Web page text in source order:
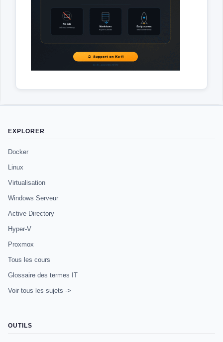
EXPLORER
Docker
Linux
Virtualisation
Windows Serveur
Active Directory
Hyper-V
Proxmox
Tous les cours
Glossaire des termes IT
Voir tous les sujets ->
OUTILS